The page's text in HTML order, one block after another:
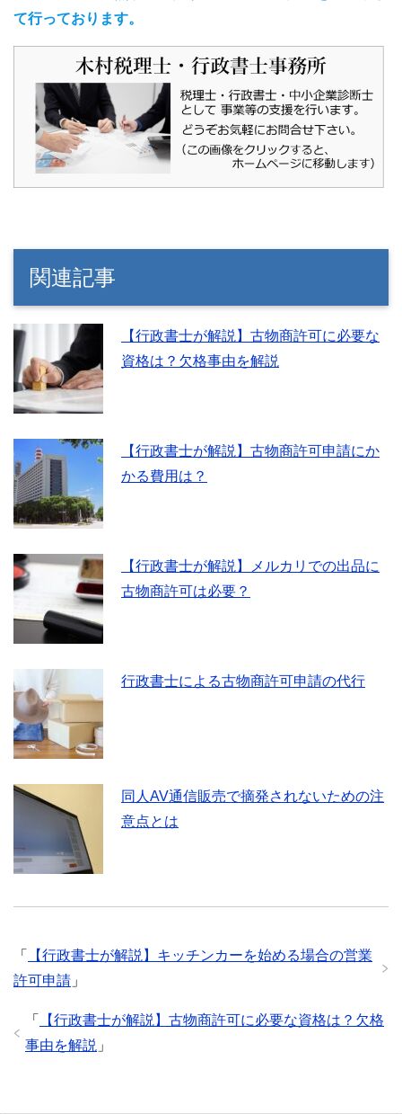
て行っております。
関連記事
【行政書士が解説】古物商許可に必要な
資格は？欠格事由を解説
【行政書士が解説】古物商許可申請にか
かる費用は？
【行政書士が解説】メルカリでの出品に
古物商許可は必要？
行政書士による古物商許可申請の代行
同人AV通信販売で摘発されないための注
意点とは
「
【行政書士が解説】キッチンカーを始める場合の営業
許可申請 」
「
【行政書士が解説】古物商許可に必要な資格は？欠格
事由を解説 」